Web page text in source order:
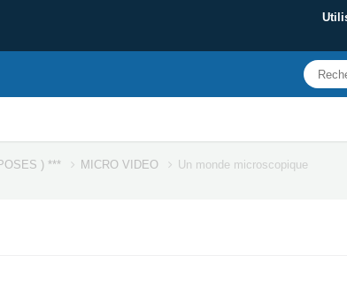
) *** MICRO VIDEO Un monde microscopique